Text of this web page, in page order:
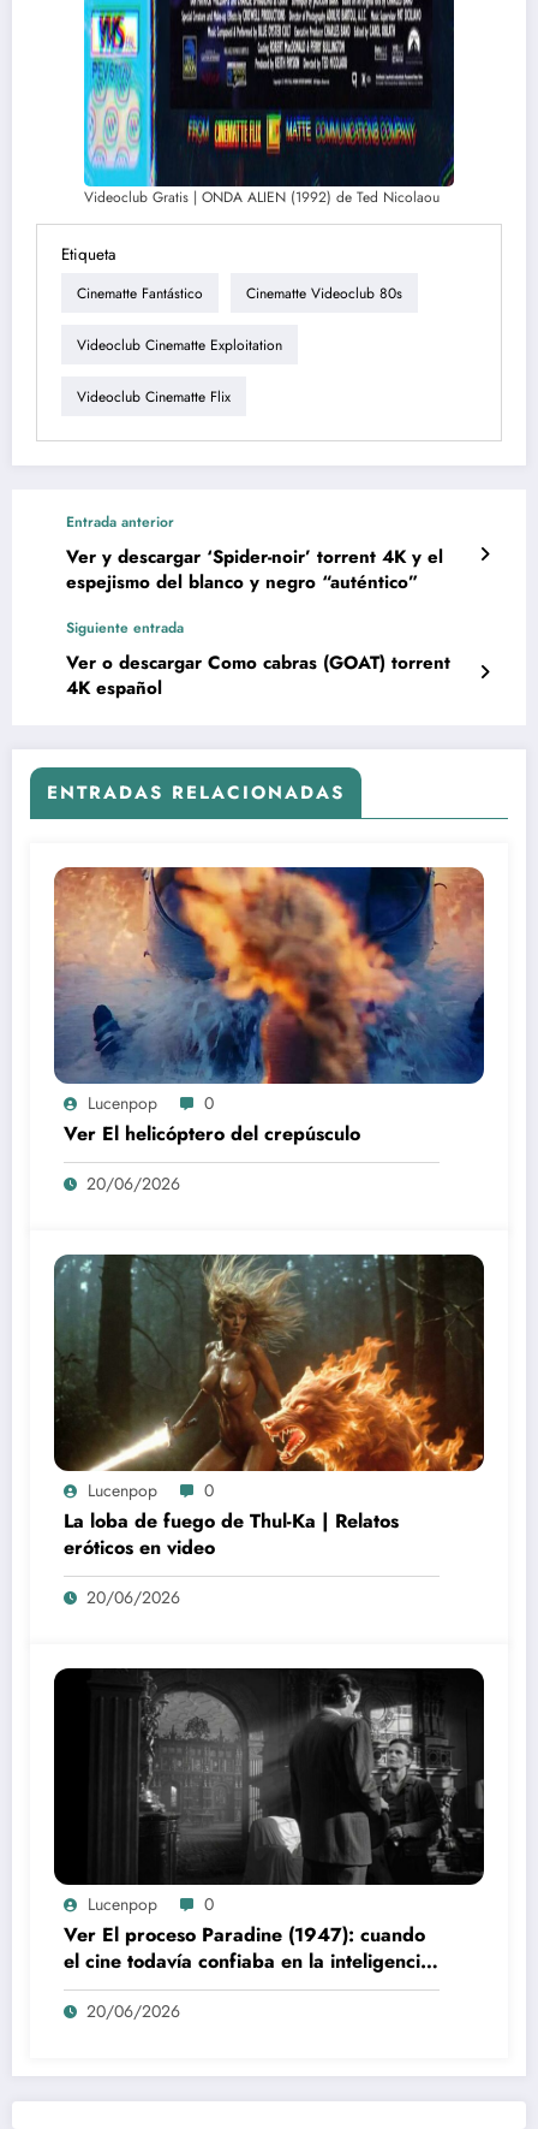
Videoclub Gratis | ONDA ALIEN (1992) de Ted Nicolaou
Etiqueta
Cinematte Fantástico Cinematte Videoclub 80s
Videoclub Cinematte Exploitation
Videoclub Cinematte Flix
Entrada anterior
Ver y descargar ‘Spider-noir’ torrent 4K y el
espejismo del blanco y negro “auténtico”
Siguiente entrada
Ver o descargar Como cabras (GOAT) torrent
4K español
ENTRADAS RELACIONADAS
Lucenpop 0
Ver El helicóptero del crepúsculo
20/06/2026
Lucenpop 0
La loba de fuego de Thul-Ka | Relatos
eróticos en video
20/06/2026
Lucenpop 0
Ver El proceso Paradine (1947): cuando
el cine todavía confiaba en la inteligencia
del espectador
20/06/2026